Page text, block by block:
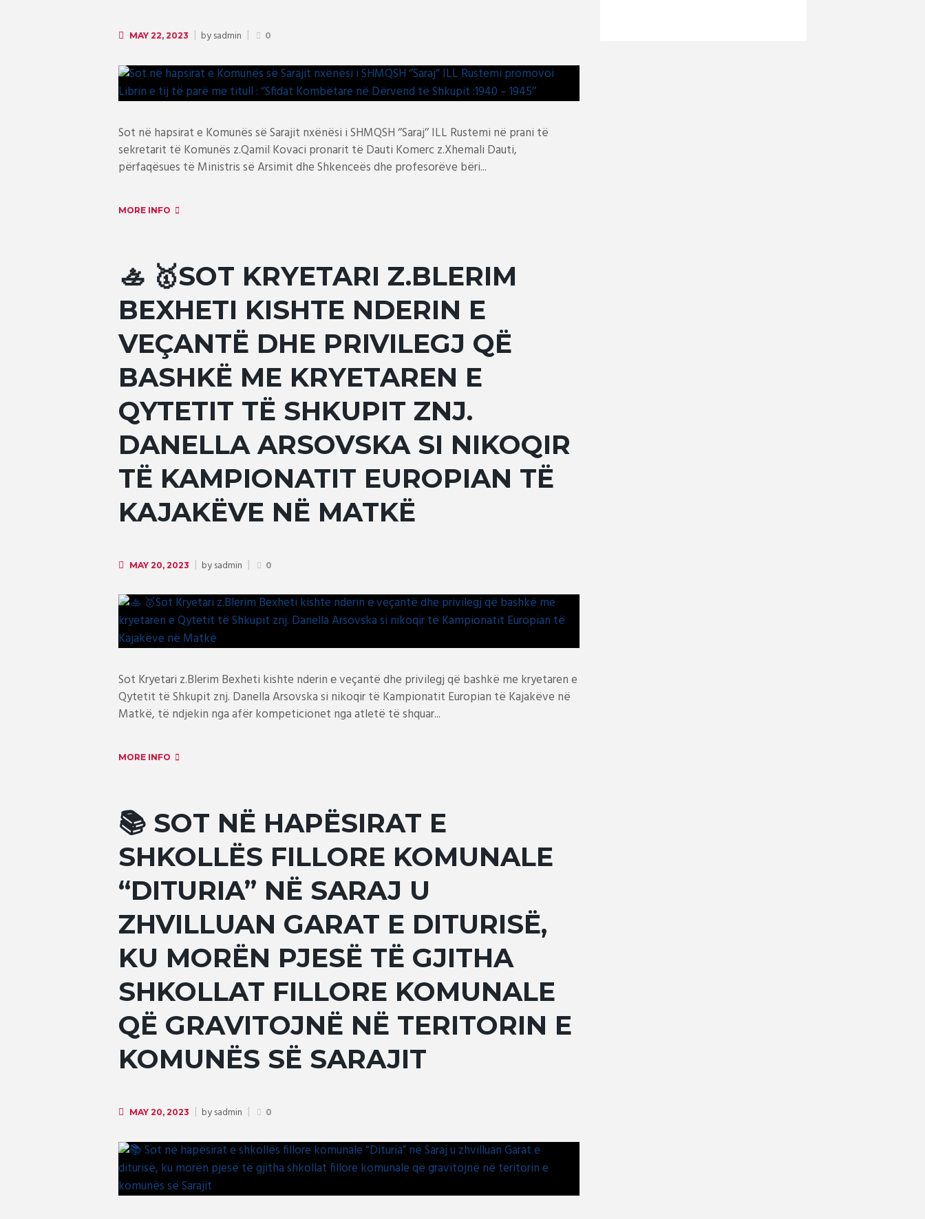
MAY 22, 2023 bysadmin 0
Sot në hapsirat e Komunës së Sarajit nxënësi i SHMQSH ‘’Saraj’’ ILL Rustemi në prani të
sekretarit të Komunës z.Qamil Kovaci pronarit të Dauti Komerc z.Xhemali Dauti,
përfaqësues të Ministris së Arsimit dhe Shkenceës dhe profesorëve bëri...
MORE INFO
🚣 🥇SOT KRYETARI Z.BLERIM
BEXHETI KISHTE NDERIN Е
VEÇANTË DHE PRIVILEGJ QË
BASHKË ME KRYETAREN E
QYTETIT TË SHKUPIT ZNJ.
DANELLA ARSOVSKA SI NIKOQIR
TË KAMPIONATIT EUROPIAN TË
KAJAKËVE NË MATKË
MAY 20, 2023 bysadmin 0
Sot Kryetari z.Blerim Bexheti kishte nderin е veçantë dhe privilegj që bashkë me kryetaren e
Qytetit të Shkupit znj. Danella Arsovska si nikoqir të Kampionatit Europian të Kajakëve në
Matkë, të ndjekin nga afër kompeticionet nga atletë të shquar...
MORE INFO
📚 SOT NË HAPËSIRAT E
SHKOLLËS FILLORE KOMUNALE
“DITURIA” NË SARAJ U
ZHVILLUAN GARAT E DITURISË,
KU MORËN PJESË TË GJITHA
SHKOLLAT FILLORE KOMUNALE
QË GRAVITOJNË NË TERITORIN E
KOMUNËS SË SARAJIT
MAY 20, 2023 bysadmin 0